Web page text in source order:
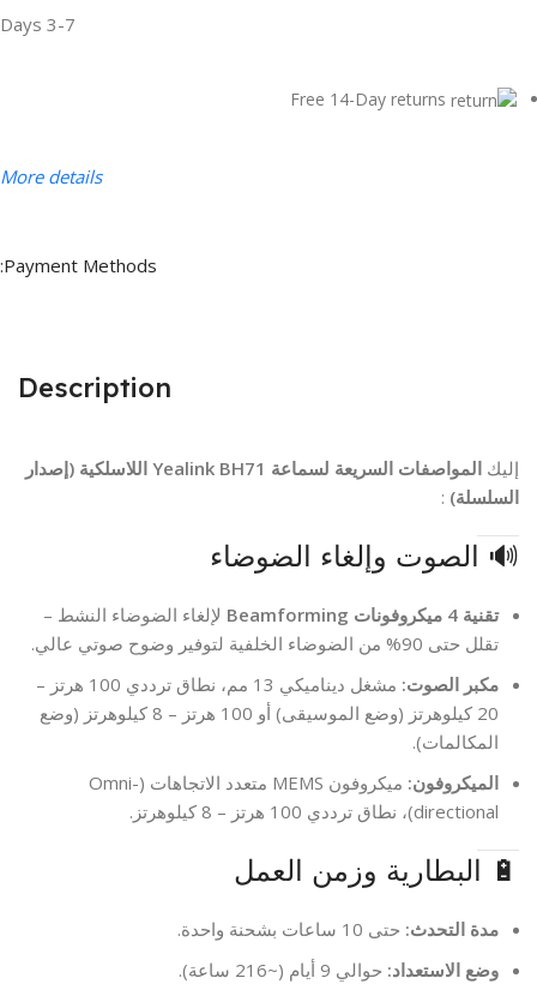
3-7 Days
Free 14-Day returns
More details
Payment Methods:
Description
إليك
المواصفات السريعة لسماعة Yealink BH71 اللاسلكية (إصدار
السلسلة) :
🔊 الصوت وإلغاء الضوضاء
تقنية 4 ميكروفونات Beamforming
لإلغاء الضوضاء النشط –
تقلل حتى 90% من الضوضاء الخلفية لتوفير وضوح صوتي عالي.
مكبر الصوت:
مشغل ديناميكي 13 مم، نطاق ترددي 100 هرتز –
20 كيلوهرتز (وضع الموسيقى) أو 100 هرتز – 8 كيلوهرتز (وضع
المكالمات).
الميكروفون:
ميكروفون MEMS متعدد الاتجاهات (Omni-
directional)، نطاق ترددي 100 هرتز – 8 كيلوهرتز.
🔋 البطارية وزمن العمل
مدة التحدث: حتى 10 ساعات بشحنة واحدة.
وضع الاستعداد: حوالي 9 أيام (~216 ساعة).